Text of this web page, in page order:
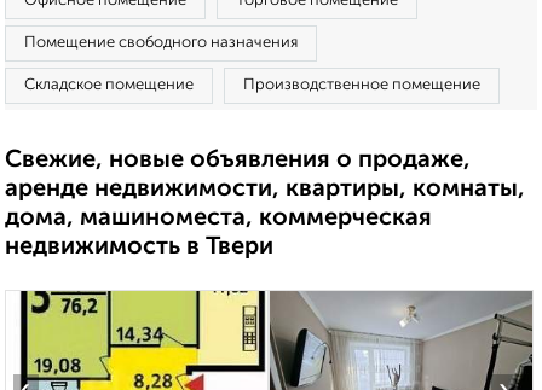
Помещение свободного назначения
Складское помещение Производственное помещение
Свежие, новые объявления о продаже,
аренде недвижимости, квартиры, комнаты,
дома, машиноместа, коммерческая
недвижимость в Твери